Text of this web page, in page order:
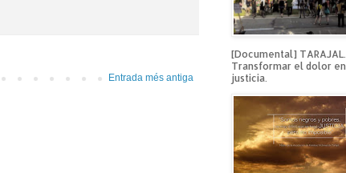
Entrada més antiga
[Documental] TARAJAL.
Transformar el dolor en
justicia.